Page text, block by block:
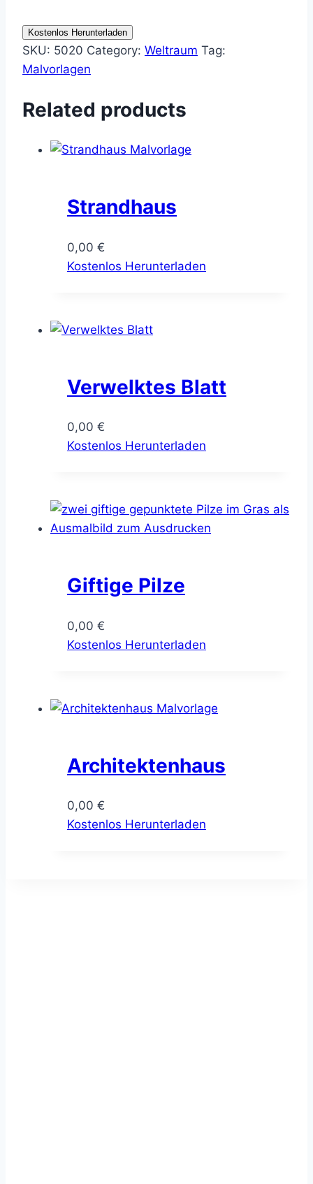
Kostenlos Herunterladen
SKU: 5020 Category: Weltraum Tag:
Malvorlagen
Related products
Strandhaus
0,00 €
Kostenlos Herunterladen
Verwelktes Blatt
0,00 €
Kostenlos Herunterladen
Giftige Pilze
0,00 €
Kostenlos Herunterladen
Architektenhaus
0,00 €
Kostenlos Herunterladen